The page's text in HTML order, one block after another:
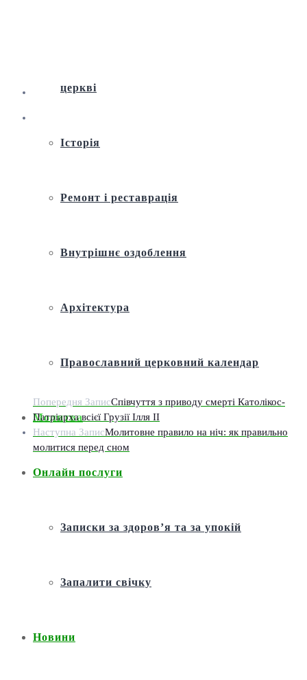
церкві
Історія
Ремонт і реставрація
Внутрішнє оздоблення
Архітектура
Православний церковний календар
Молитва
Онлайн послуги
Записки за здоров’я та за упокій
Запалити свічку
Новини
Попередня ЗаписСпівчуття з приводу смерті Католікос-
Патріарха всієї Грузії Ілля II
Наступна ЗаписМолитовне правило на ніч: як правильно
молитися перед сном